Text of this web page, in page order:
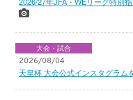
大会・試合
2026/08/04
天皇杯 大会公式インスタグラム